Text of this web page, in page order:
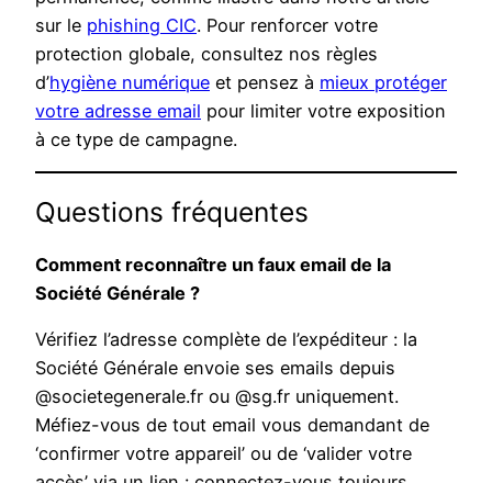
sur le phishing CIC. Pour renforcer votre
protection globale, consultez nos règles
d’hygiène numérique et pensez à mieux protéger
votre adresse email pour limiter votre exposition
à ce type de campagne.
Questions fréquentes
Comment reconnaître un faux email de la
Société Générale ?
Vérifiez l’adresse complète de l’expéditeur : la
Société Générale envoie ses emails depuis
@societegenerale.fr ou @sg.fr uniquement.
Méfiez-vous de tout email vous demandant de
‘confirmer votre appareil’ ou de ‘valider votre